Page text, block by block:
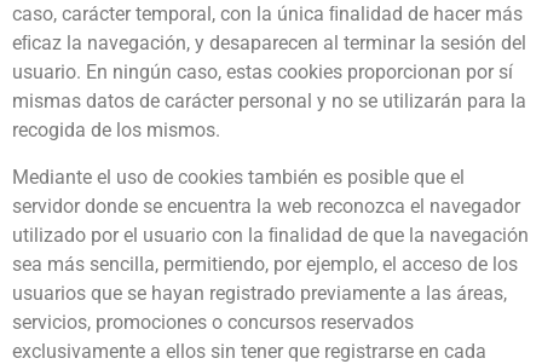
caso, carácter temporal, con la única ﬁnalidad de hacer más
eﬁcaz la navegación, y desaparecen al terminar la sesión del
usuario. En ningún caso, estas cookies proporcionan por sí
mismas datos de carácter personal y no se utilizarán para la
recogida de los mismos.
Mediante el uso de cookies también es posible que el
servidor donde se encuentra la web reconozca el navegador
utilizado por el usuario con la ﬁnalidad de que la navegación
sea más sencilla, permitiendo, por ejemplo, el acceso de los
usuarios que se hayan registrado previamente a las áreas,
servicios, promociones o concursos reservados
exclusivamente a ellos sin tener que registrarse en cada